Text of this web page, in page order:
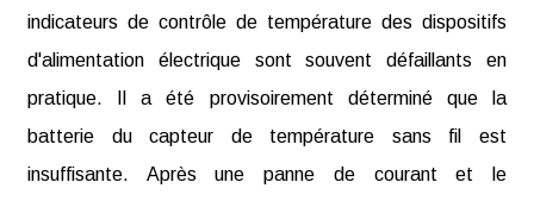
indicateurs de contrôle de température des dispositifs
d'alimentation électrique sont souvent défaillants en
pratique. Il a été provisoirement déterminé que la
batterie du capteur de température sans fil est
insuffisante. Après une panne de courant et le